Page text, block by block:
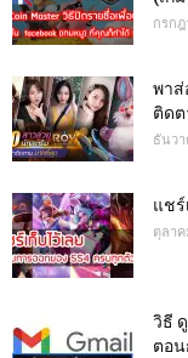
กรกฎ
พาส่
ติดต
ธันวา
แชร์
ตุลาค
วิธี
ตอน